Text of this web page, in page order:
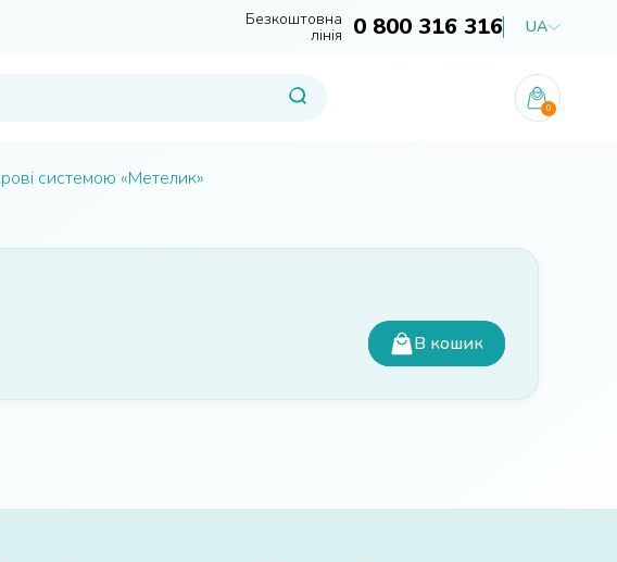
Безкоштовна
лінія 0 800 316 316 UA
0
системою «Метелик»
В кошик